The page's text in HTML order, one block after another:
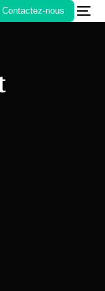
Contactez-nous